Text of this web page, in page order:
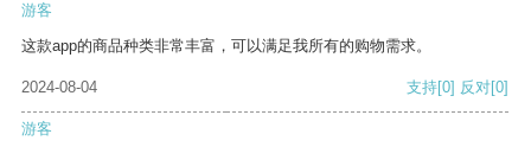
游客
这款app的商品种类非常丰富，可以满足我所有的购物需求。
2024-08-04 支持[0] 反对[0]
游客